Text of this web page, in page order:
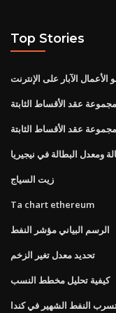
Top Stories
الآبار على الإنترنت
مجموعة عقد الأقساط الثابتة
مجموعة عقد الأقساط الثابتة
ومعدل البطالة في نيجيريا
زيت السياج
Ta chart ethereum
الرسم البياني مؤشر النفط
تحديد معدل تغير الزخم
كيفية تحليل مخطط النسب
النفط الشهير في كندا